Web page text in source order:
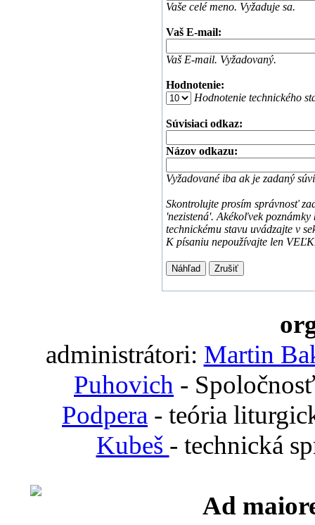
Vaše celé meno. Vyžaduje sa.
Vaš E-mail:
Vaš E-mail. Vyžadovaný.
Hodnotenie:
Hodnotenie technického
Súvisiaci odkaz:
Názov odkazu:
Vyžadované iba ak je zadaný
Skontrolujte prosím správnosť
'nezistená'. Akékoľvek
technickému stavu uvádzajte v
K písaniu nepoužívajte len
administrátori: Martin
Puhovich -
Podpera - teória
Kubeš - technická
Ad